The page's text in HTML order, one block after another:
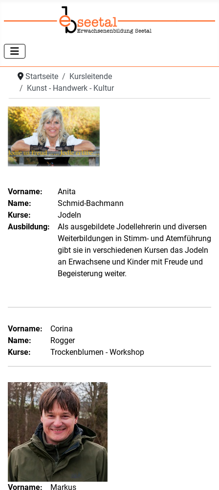
Startseite
Kursleitende
Kunst - Handwerk - Kultur
Vorname:
Anita
Name:
Schmid-Bachmann
Kurse:
Jodeln
Ausbildung:
Als ausgebildete Jodellehrerin und diversen
Weiterbildungen in Stimm- und Atemführung
gibt sie in verschiedenen Kursen das Jodeln
an Erwachsene und Kinder mit Freude und
Begeisterung weiter.
Vorname:
Corina
Name:
Rogger
Kurse:
Trockenblumen - Workshop
Vorname:
Markus